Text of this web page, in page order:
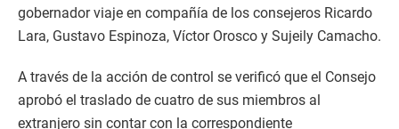
gobernador viaje en compañía de los consejeros Ricardo
Lara, Gustavo Espinoza, Víctor Orosco y Sujeily Camacho.
A través de la acción de control se verificó que el Consejo
aprobó el traslado de cuatro de sus miembros al
extranjero sin contar con la correspondiente